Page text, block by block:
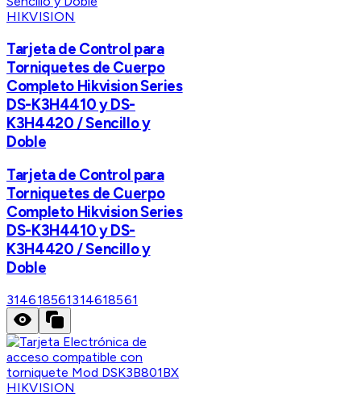
HIKVISION
Tarjeta de Control para
Torniquetes de Cuerpo
Completo Hikvision Series
DS-K3H4410 y DS-
K3H4420 / Sencillo y
Doble
Tarjeta de Control para
Torniquetes de Cuerpo
Completo Hikvision Series
DS-K3H4410 y DS-
K3H4420 / Sencillo y
Doble
314618561314618561
HIKVISION